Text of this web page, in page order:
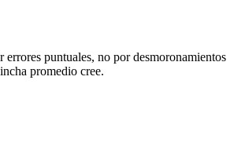
puntuales, no por desmoronamientos
promedio cree.